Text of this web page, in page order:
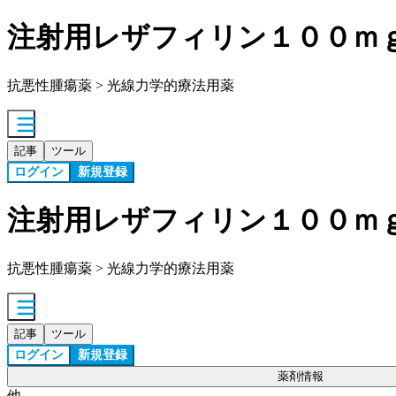
注射用レザフィリン１００ｍ
抗悪性腫瘍薬 > 光線力学的療法用薬
記事 ツール
ログイン 新規登録
注射用レザフィリン１００ｍ
抗悪性腫瘍薬 > 光線力学的療法用薬
記事 ツール
ログイン 新規登録
薬剤情報